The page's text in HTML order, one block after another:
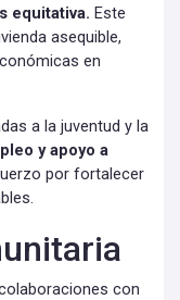
equitativa. Este
asequible,
en
a la juventud y la
y apoyo a
por fortalecer
con